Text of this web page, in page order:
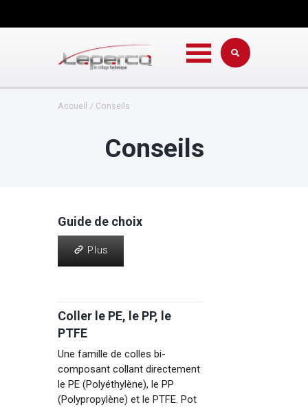
Accueil Conseils
Conseils
Guide de choix
Plus
Plus
Coller le PE, le PP, le
PTFE
Une famille de colles bi-
composant collant directement
le PE (Polyéthylène), le PP
(Polypropylène) et le PTFE. Pot